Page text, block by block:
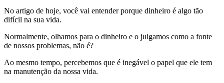
No artigo de hoje, você vai entender porque dinheiro é algo tão
difícil na sua vida.
Normalmente, olhamos para o dinheiro e o julgamos como a fonte
de nossos problemas, não é?
Ao mesmo tempo, percebemos que é inegável o papel que ele tem
na manutenção da nossa vida.